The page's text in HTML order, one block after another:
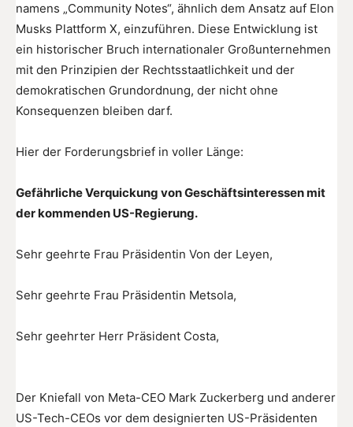
namens „Community Notes“, ähnlich dem Ansatz auf Elon
Musks Plattform X, einzuführen. Diese Entwicklung ist
ein historischer Bruch internationaler Großunternehmen
mit den Prinzipien der Rechtsstaatlichkeit und der
demokratischen Grundordnung, der nicht ohne
Konsequenzen bleiben darf.
Hier der Forderungsbrief in voller Länge:
Gefährliche Verquickung von Geschäftsinteressen mit
der kommenden US-Regierung.
Sehr geehrte Frau Präsidentin Von der Leyen,
Sehr geehrte Frau Präsidentin Metsola,
Sehr geehrter Herr Präsident Costa,
Der Kniefall von Meta-CEO Mark Zuckerberg und anderer
US-Tech-CEOs vor dem designierten US-Präsidenten